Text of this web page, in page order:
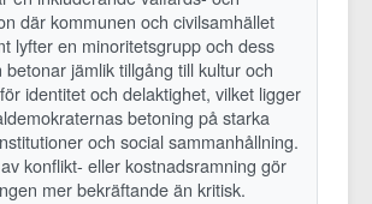
där kommunen och civilsamhället
lyfter en minoritetsgrupp och dess
betonar jämlik tillgång till kultur och
identitet och delaktighet, vilket ligger
betoning på starka
och social sammanhållning.
konflikt- eller kostnadsramning gör
mer bekräftande än kritisk.